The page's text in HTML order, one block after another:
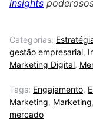
insights
Categorias:
gestão empresarial,
Marketing Digital,
Tags: Engajamento,
Marketing, Marketing
mercado